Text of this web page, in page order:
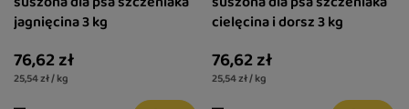
jagnięcina 3 kg
76,62 zł
25,54 zł / kg
cielęcina i dorsz 3 kg
76,62 zł
25,54 zł / kg